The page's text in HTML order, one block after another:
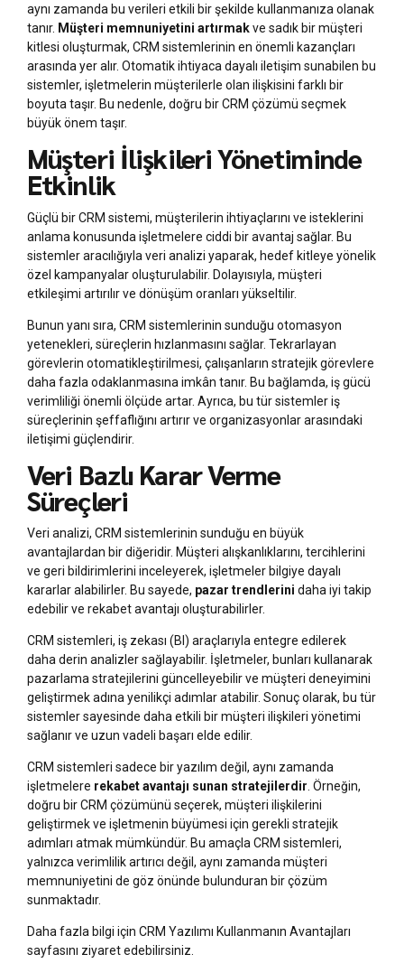
aynı zamanda bu verileri etkili bir şekilde kullanmanıza olanak
tanır. Müşteri memnuniyetini artırmakve sadık bir müşteri
kitlesi oluşturmak, CRM sistemlerinin en önemli kazançları
arasında yer alır. Otomatik ihtiyaca dayalı iletişim sunabilen bu
sistemler, işletmelerin müşterilerle olan ilişkisini farklı bir
boyuta taşır. Bu nedenle, doğru bir CRM çözümü seçmek
büyük önem taşır.
Müşteri İlişkileri Yönetiminde
Etkinlik
Güçlü bir CRM sistemi, müşterilerin ihtiyaçlarını ve isteklerini
anlama konusunda işletmelere ciddi bir avantaj sağlar. Bu
sistemler aracılığıyla veri analizi yaparak, hedef kitleye yönelik
özel kampanyalar oluşturulabilir. Dolayısıyla, müşteri
etkileşimi artırılır ve dönüşüm oranları yükseltilir.
Bunun yanı sıra, CRM sistemlerinin sunduğu otomasyon
yetenekleri, süreçlerin hızlanmasını sağlar. Tekrarlayan
görevlerin otomatikleştirilmesi, çalışanların stratejik görevlere
daha fazla odaklanmasına imkân tanır. Bu bağlamda, iş gücü
verimliliği önemli ölçüde artar. Ayrıca, bu tür sistemler iş
süreçlerinin şeffaflığını artırır ve organizasyonlar arasındaki
iletişimi güçlendirir.
Veri Bazlı Karar Verme
Süreçleri
Veri analizi, CRM sistemlerinin sunduğu en büyük
avantajlardan bir diğeridir. Müşteri alışkanlıklarını, tercihlerini
ve geri bildirimlerini inceleyerek, işletmeler bilgiye dayalı
kararlar alabilirler. Bu sayede, pazar trendlerini daha iyi takip
edebilir ve rekabet avantajı oluşturabilirler.
CRM sistemleri, iş zekası (BI) araçlarıyla entegre edilerek
daha derin analizler sağlayabilir. İşletmeler, bunları kullanarak
pazarlama stratejilerini güncelleyebilir ve müşteri deneyimini
geliştirmek adına yenilikçi adımlar atabilir. Sonuç olarak, bu tür
sistemler sayesinde daha etkili bir müşteri ilişkileri yönetimi
sağlanır ve uzun vadeli başarı elde edilir.
CRM sistemleri sadece bir yazılım değil, aynı zamanda
işletmelere rekabet avantajı sunan stratejilerdir. Örneğin,
doğru bir CRM çözümünü seçerek, müşteri ilişkilerini
geliştirmek ve işletmenin büyümesi için gerekli stratejik
adımları atmak mümkündür. Bu amaçla CRM sistemleri,
yalnızca verimlilik artırıcı değil, aynı zamanda müşteri
memnuniyetini de göz önünde bulunduran bir çözüm
sunmaktadır.
Daha fazla bilgi için CRM Yazılımı Kullanmanın Avantajları
sayfasını ziyaret edebilirsiniz.